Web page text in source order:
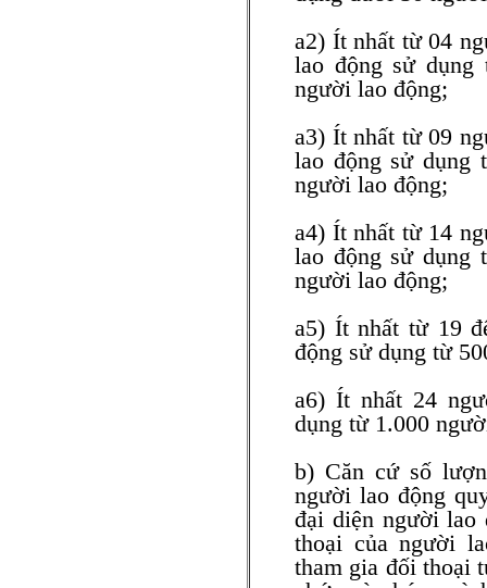
a2) Ít nhất từ 04
lao động sử
người lao động;
a3) Ít nhất từ 09
lao động sử dụng
người lao động;
a4) Ít nhất từ 14
lao động sử dụng
người lao động;
a5) Ít nhất từ 19
động sử dụng từ
a6) Ít nhất 24
dụng từ 1.000
b) Căn cứ số
người lao động
đại diện người lao
thoại của người
tham gia đối thoại